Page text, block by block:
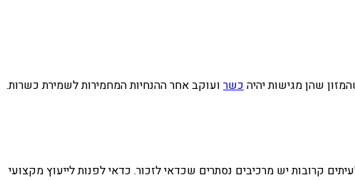
שהן מגישות יהיהכשר ועוקב אחר ההנחיות המחמירות לשמירת כשרות.
קרובות יש מרכיבים נסתרים שכדאי לזכור. כדאי לפנות לייעוץ מקצועי